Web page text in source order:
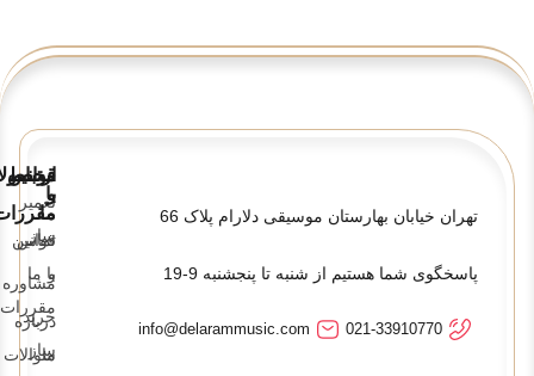
تهران خیابان بهارستان موسیقی دلارام پلاک 66
پاسخگوی شما هستیم از شنبه تا پنجشنبه 9-19
021-33910770
info@delarammusic.com
تعمیر
ساز
مشاوره
خرید
ساز
قوانین
و
قوانین
و
مقررات
سوالات
ارتباط
با
ما
تماس
با ما
درباره
ما